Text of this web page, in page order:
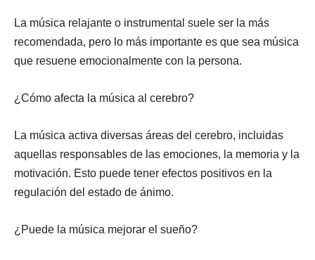
La música relajante o instrumental suele ser la más
recomendada, pero lo más importante es que sea música
que resuene emocionalmente con la persona.
¿Cómo afecta la música al cerebro?
La música activa diversas áreas del cerebro, incluidas
aquellas responsables de las emociones, la memoria y la
motivación. Esto puede tener efectos positivos en la
regulación del estado de ánimo.
¿Puede la música mejorar el sueño?